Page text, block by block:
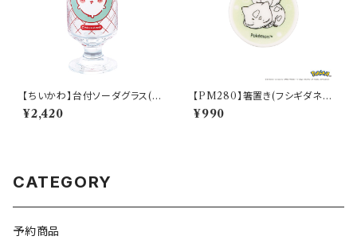
【ちいかわ】台付ソーダグラス(ち
いかわ)【CKW40】CKW41-81
3
¥2,420
【PM280】箸置き(フシギダネ)
【Daily Sketch】PM281-402
¥990
CATEGORY
予約商品